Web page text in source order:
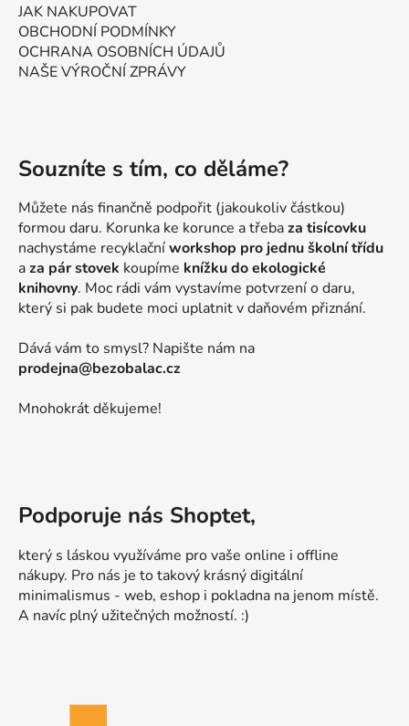
JAK NAKUPOVAT
OBCHODNÍ PODMÍNKY
OCHRANA OSOBNÍCH ÚDAJŮ
NAŠE VÝROČNÍ ZPRÁVY
Souzníte s tím, co děláme?
Můžete nás finančně podpořit (jakoukoliv částkou)
formou daru. Korunka ke korunce a třebaza tisícovku
nachystáme recyklačníworkshop pro jednu školní třídu
aza pár stovek koupíme knížku do ekologické
knihovny. Moc rádi vám vystavíme potvrzení o daru,
který si pak budete moci uplatnit v daňovém přiznání.
Dává vám to smysl? Napište nám na
prodejna@bezobalac.cz
Mnohokrát děkujeme!
Podporuje nás Shoptet,
který s láskou využíváme pro vaše online i offline
nákupy. Pro nás je to takový krásný digitální
minimalismus - web, eshop i pokladna na jenom místě.
A navíc plný užitečných možností. :)